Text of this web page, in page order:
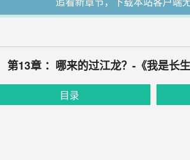
第13章 ：哪来的过江龙？-《我是长
目录